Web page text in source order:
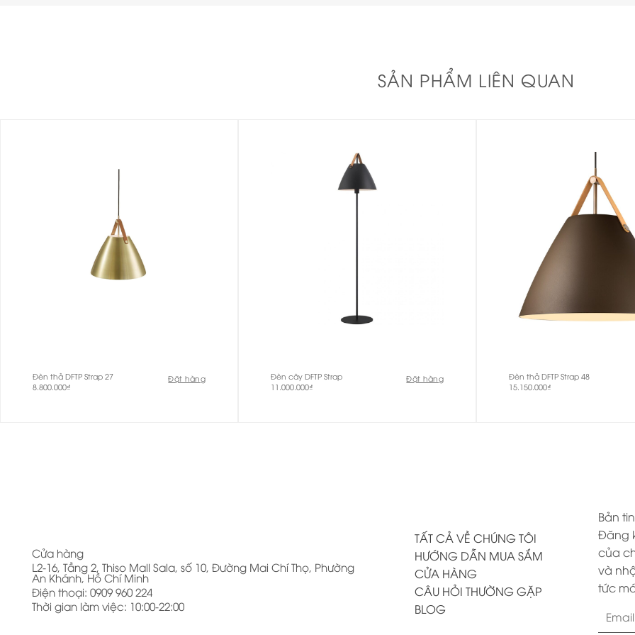
SẢN PHẨM LIÊN QUAN
Đèn thả DFTP Strap 27
8.800.000₫
Đặt hàng
Đèn cây DFTP Strap
11.000.000₫
Đặt hàng
Đèn thả DFTP Strap 48
15.150.000₫
Cửa hàng
L2-16, Tầng 2, Thiso Mall Sala, số 10, Đường Mai Chí Thọ, Phường
An Khánh, Hồ Chí Minh
Điện thoại: 0909 960 224
Thời gian làm việc: 10:00-22:00
TẤT CẢ VỀ CHÚNG TÔI
HƯỚNG DẪN MUA SẮM
CỬA HÀNG
CÂU HỎI THƯỜNG GẶP
BLOG
Bản tin
Đăng
của
và
tức